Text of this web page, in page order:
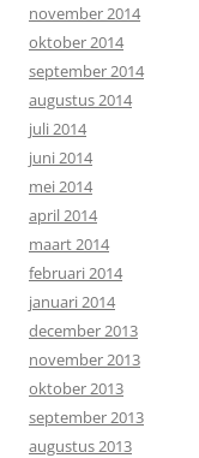
november 2014
oktober 2014
september 2014
augustus 2014
juli 2014
juni 2014
mei 2014
april 2014
maart 2014
februari 2014
januari 2014
december 2013
november 2013
oktober 2013
september 2013
augustus 2013